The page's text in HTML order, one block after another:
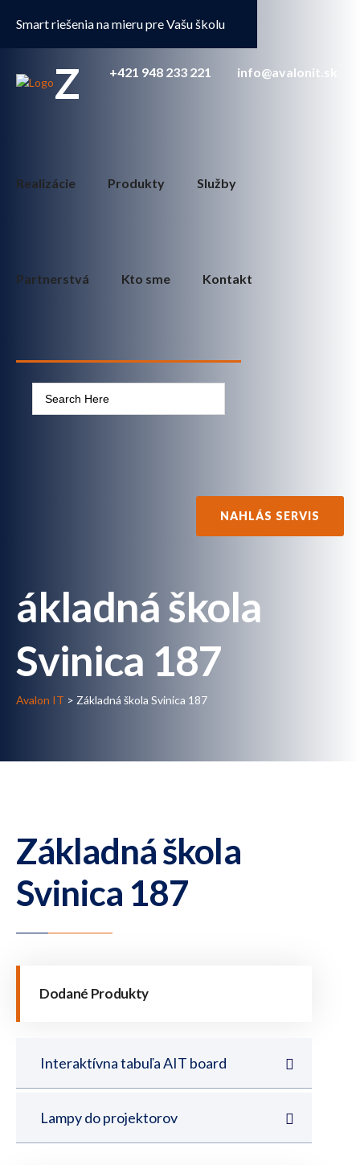
Smart riešenia na mieru pre Vašu školu
+421 948 233 221 info@avalonit.sk
Realizácie Produkty Služby
Partnerstvá Kto sme Kontakt
NAHLÁS SERVIS
Z
ákladná škola
Svinica 187
Avalon IT > Základná škola Svinica 187
Základná škola
Svinica 187
Dodané Produkty
Interaktívna tabuľa AIT board
Lampy do projektorov